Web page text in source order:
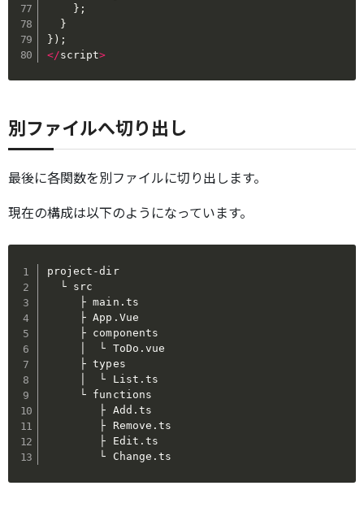
} ;
}
} ) ;
</script>
別ファイルへ切り出し
最後に各関数を別ファイルに切り出します。
現在の構成は以下のようになっています。
project-dir
  └ src
     ├ main.ts
     ├ App.Vue
     ├ components
     │  └ ToDo.vue
     ├ types
     │  └ List.ts
     └ functions
        ├ Add.ts
        ├ Remove.ts
        ├ Edit.ts
        └ Change.ts